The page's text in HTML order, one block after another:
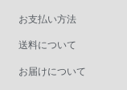
お支払い方法
送料について
お届けについて